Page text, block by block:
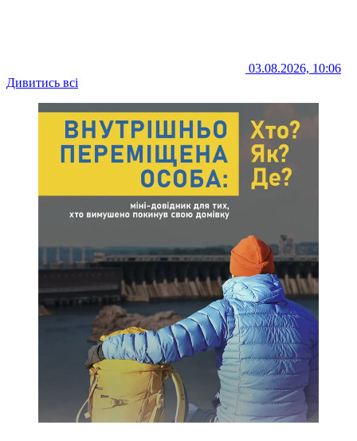
03.08.2026, 10:06
Дивитись всі